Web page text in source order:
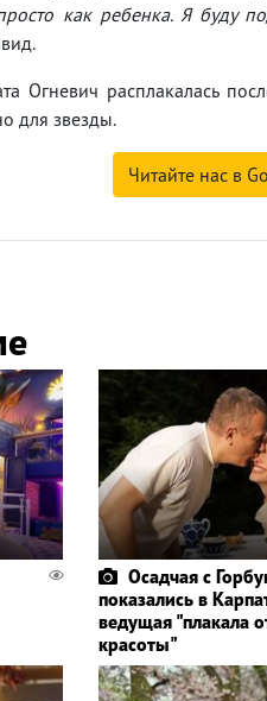
как ребенка. Я буду
Огневич расплакалась
для звезды.
Читайте нас в
Осадчая с
показались в
ведущая "плакала
красоты"